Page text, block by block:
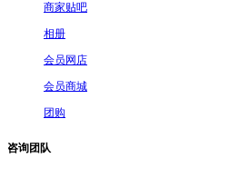
商家贴吧
相册
会员网店
会员商城
团购
咨询团队